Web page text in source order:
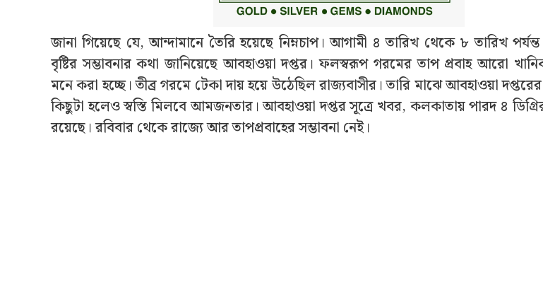
জানা গিয়েছে যে, আন্দামানে তৈরি হয়েছে নিম্নচাপ। আগামী ৪ তারিখ থেকে ৮ তারিখ
বৃষ্টির সম্ভাবনার কথা জানিয়েছে আবহাওয়া দপ্তর। ফলস্বরূপ গরমের তাপ প্রবাহ আরো
মনে করা হচ্ছে। তীব্র গরমে টেকা দায় হয়ে উঠেছিল রাজ্যবাসীর। তারি মাঝে আবহাওয়া দপ্তরের
কিছুটা হলেও স্বস্তি মিলবে আমজনতার। আবহাওয়া দপ্তর সূত্রে খবর, কলকাতায় পারদ ৪ ডিগ্রির
রয়েছে। রবিবার থেকে রাজ্যে আর তাপপ্রবাহের সম্ভাবনা নেই।